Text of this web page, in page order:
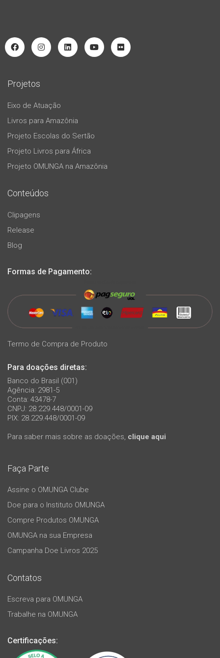
Projetos
Eixo de Atuação
Livros para Amazônia
Projeto Escolas do Sertão
Projeto Livros para África
Projeto OMUNGA na Amazônia
Conteúdos
Clipagens
Release
Blog
Formas de Pagamento:
Termo de Compra de Produto
Para doações diretas:
Banco do Brasil (001)
Agência: 2981-5
Conta: 43478-7
CNPJ: 28.229.448/0001-09
PIX: 28.229.448/0001-09
Para saber mais sobre as doações, clique aqui
Faça Parte
Assine o OMUNGA Clube
Doe para o Instituto OMUNGA
Compre Produtos OMUNGA
OMUNGA na sua Empresa
Campanha Doe Livros 2025
Contatos
Escreva para OMUNGA
Trabalhe na OMUNGA
Certificações: